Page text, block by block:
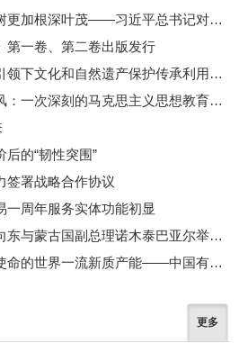
让中朝传统友谊之树更加根深叶茂——习近平总书记对朝鲜进行国事访问纪实
第一卷、第二卷出版发行
在习近平文化思想引领下文化和自然遗产保护传承利用工作开创新局面
伟大征程丨延安整风：一次深刻的马克思主义思想教育运动
的“韧性突围”
签署战略合作协议
一周年服务实体功能初显
中铝集团董事长段向东与蒙古国副总理诺木泰巴亚尔举行会谈
锻造无愧时代无愧使命的世界一流新质产能——中国有色金属工业的战略应对与破局之道（二）
更多